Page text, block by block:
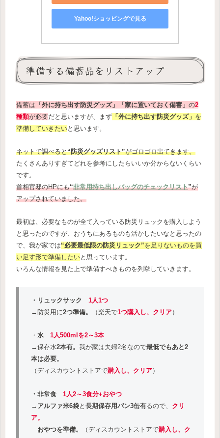
Yahoo!ショッピングで見る
準備する備蓄品をリストアップ
備蓄は 「外に持ち出す防災グッズ」「家に置いておく備蓄」 の2
種類が必要だと思いますが、まず 「外に持ち出す防災グッズ」 を
準備していきたいと思います。
ネットで調べると“防災グッズリスト”がゴロゴロ出てきます。
たくさんありすぎてどれを参考にしたらいいか分からないくらい
です。
首相官邸のHPにも“非常用持ち出しバッグのチェックリスト”が
アップされていました。
最初は、必要なものが全て入っている防災リュックを購入しよう
と思ったのですが、おうちにあるものも活かしたいなと思ったの
で、我が家では“必要最低限の防災リュック”を足りないものを買
い足す形で準備したいと思っています。
いろんな情報を見た上で準備すべきものを列挙していきます。
・リュックサック 1人1つ
→防災用に2つ準備。 （楽天で1つ購入し、クリア）
・ 水
1人500mlを2～3本
→保存水2本有。 我が家は夫婦2名なので最低でもあと2
本は必要。
（ディスカウントストアで購入し、クリア）
・非常食
1人2～3食分+おやつ
→ アルファ米6袋と 長期保存用パン3缶有るので、 クリ
ア。
おやつを準備。
（ディスカウントストアで購入し、ク